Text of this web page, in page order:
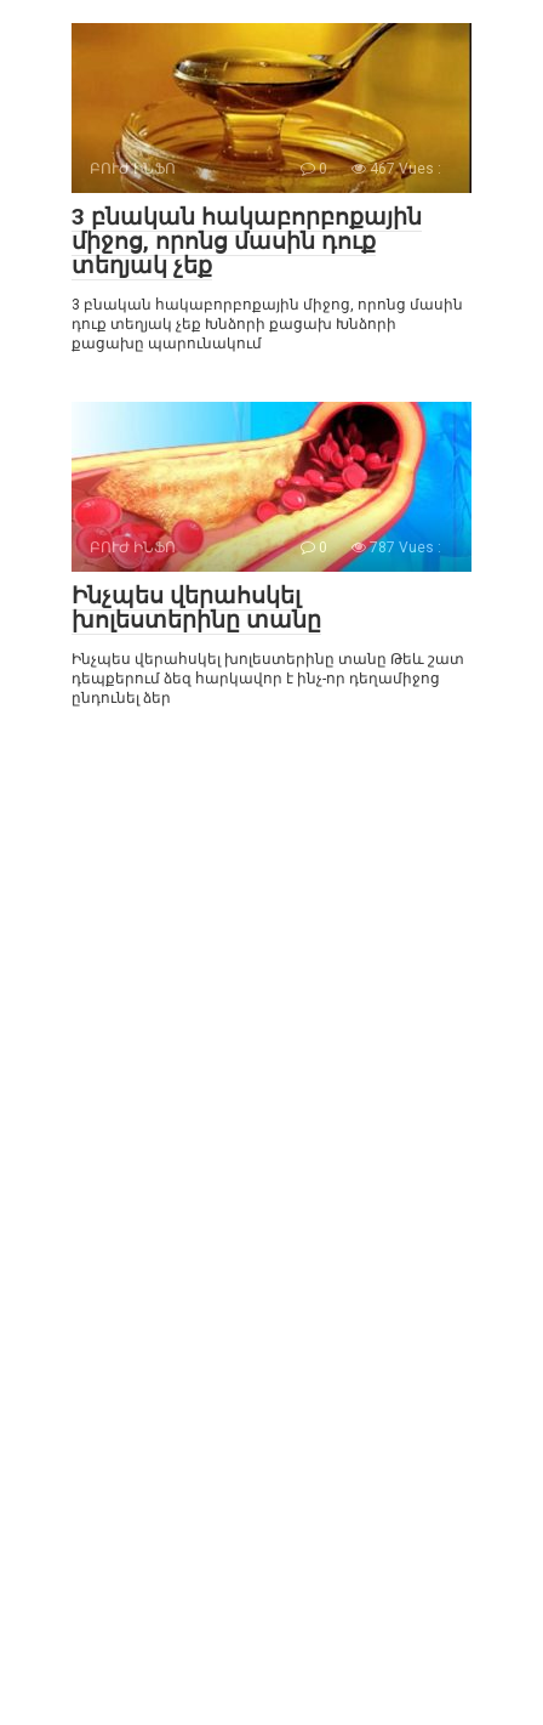
ԲՈՒԺ ԻՆՖՈ 0 467 Vues :
3 բնական հակաբորբոքային
միջոց, որոնց մասին դուք
տեղյակ չեք
3 բնական հակաբորբոքային միջոց, որոնց մասին
դուք տեղյակ չեք Խնձորի քացախ Խնձորի
քացախը պարունակում
ԲՈՒԺ ԻՆՖՈ 0 787 Vues :
Ինչպես վերահսկել
խոլեստերինը տանը
Ինչպես վերահսկել խոլեստերինը տանը Թեև շատ
դեպքերում ձեզ հարկավոր է ինչ-որ դեղամիջոց
ընդունել ձեր